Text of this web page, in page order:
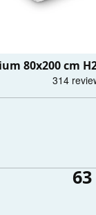
80x200 cm